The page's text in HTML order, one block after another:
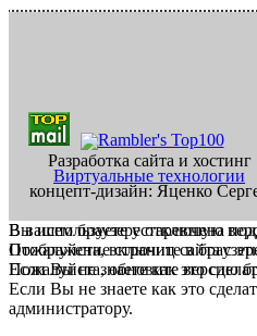
Разработка сайта и хостинг
Виртуальные технологии
концепт-дизайн: Яценко
В вашем браузере отключена
Пожалуйста, включите в
Если Вы не знаете как это
Вы используете устаревшую
Отображение страниц сайта с
Пожалуйста, обновите версию
Если Вы не знаете как это
администратору.